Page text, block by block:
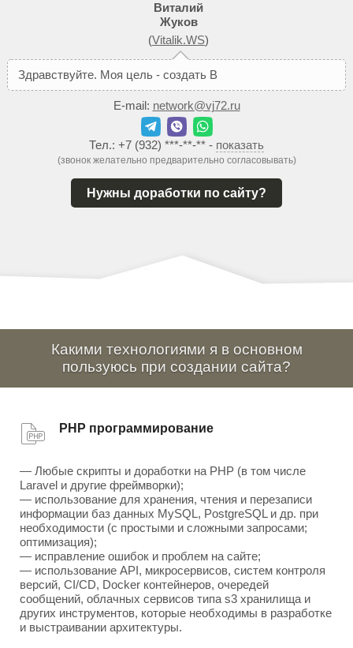
Виталий
Жуков
(Vitalik.WS)
Здравствуйте. Моя цель - создать В
E-mail: network@vj72.ru
Тел.: +7 (932) ***-**-** - показать
(звонок желательно предварительно согласовывать)
Нужны доработки по сайту?
Какими технологиями я в основном
пользуюсь при создании сайта?
PHP программирование
— Любые скрипты и доработки на PHP (в том числе
Laravel и другие фреймворки);
— использование для хранения, чтения и перезаписи
информации баз данных MySQL, PostgreSQL и др. при
необходимости (с простыми и сложными запросами;
оптимизация);
— исправление ошибок и проблем на сайте;
— использование API, микросервисов, систем контроля
версий, CI/CD, Docker контейнеров, очередей
сообщений, облачных сервисов типа s3 хранилища и
других инструментов, которые необходимы в разработке
и выстраивании архитектуры.